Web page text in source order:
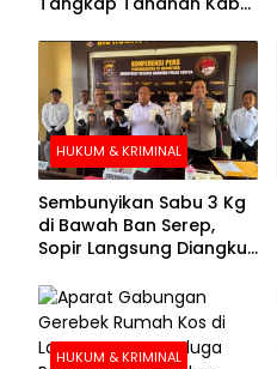
Pengejaran
HUKUM & KRIMINAL
Sembunyikan Sabu 3 Kg
di Bawah Ban Serep,
Sopir Langsung Diangkut
HUKUM & KRIMINAL